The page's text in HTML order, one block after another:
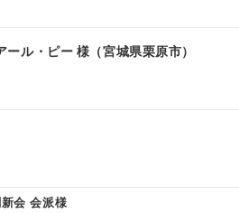
ール・ピー 様（宮城県栗原市）
会 会派様